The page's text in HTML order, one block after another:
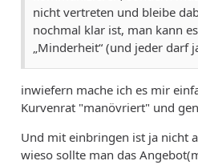
nicht vertreten und bleibe
nochmal klar ist, man kann
„Minderheit“ (und jeder
inwiefern mache ich es mir
Kurvenrat "manövriert" und
Und mit einbringen ist ja nicht
wieso sollte man das